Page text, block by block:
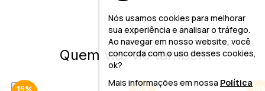
Quem viu, viu também
15% 15%
Nós usamos cookies para melhorar
sua experiência e analisar o tráfego.
Ao navegar em nosso website, você
concorda com o uso desses cookies,
ok?
Mais informações em nossa Política